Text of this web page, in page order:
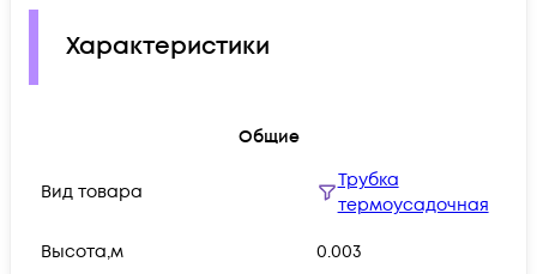
Характеристики
Общие
Вид товара
Трубка
термоусадочная
Высота,м 0.003